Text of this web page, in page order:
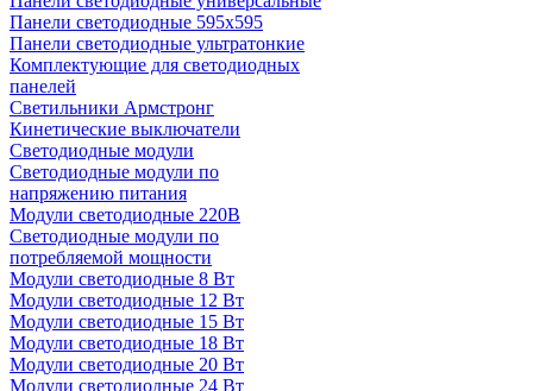
Панели светодиодные 595х595
Панели светодиодные ультратонкие
Комплектующие для светодиодных
панелей
Светильники Армстронг
Кинетические выключатели
Светодиодные модули
Светодиодные модули по
напряжению питания
Модули светодиодные 220В
Светодиодные модули по
потребляемой мощности
Модули светодиодные 8 Вт
Модули светодиодные 12 Вт
Модули светодиодные 15 Вт
Модули светодиодные 18 Вт
Модули светодиодные 20 Вт
Модули светодиодные 24 Вт